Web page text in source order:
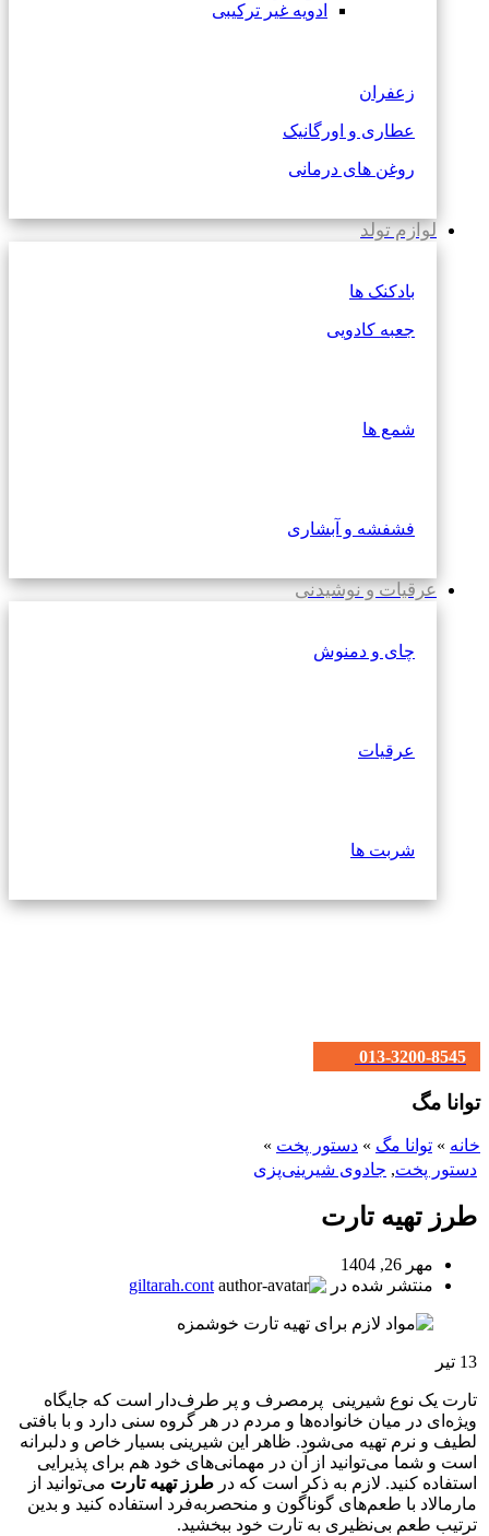
ادویه غیر ترکیبی
زعفران
عطاری و اورگانیک
روغن های درمانی
لوازم تولد
بادکنک ها
جعبه کادویی
شمع ها
فشفشه و آبشاری
عرقیات و نوشیدنی
چای و دمنوش
عرقیات
شربت ها
013-3200-8545
توانا مگ
خانه » توانا مگ » دستور پخت »
دستور پخت, جادوی شیرینی‌پزی
طرز تهیه تارت
مهر 26, 1404
منتشر شده در
giltarah.cont
13 تیر
تارت یک نوع شیرینی پرمصرف و پر طرف‌دار است که جایگاه
ویژه‌ای در میان خانواده‌ها و مردم در هر گروه سنی دارد و با بافتی
لطیف و نرم تهیه می‌شود. ظاهر این شیرینی بسیار خاص و دلبرانه
است و شما می‌توانید از آن در مهمانی‌های خود هم برای پذیرایی
استفاده کنید. لازم به ذکر است که در طرز تهیه تارت می‌توانید از
مارمالاد با طعم‌های گوناگون و منحصربه‌فرد استفاده کنید و بدین
ترتیب طعم بی‌نظیری به تارت خود ببخشید.